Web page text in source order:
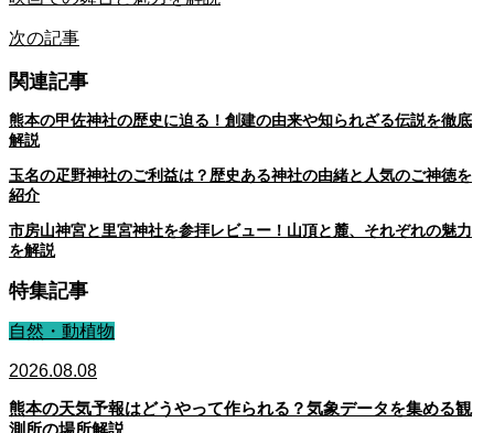
次の記事
関連記事
熊本の甲佐神社の歴史に迫る！創建の由来や知られざる伝説を徹底
解説
玉名の疋野神社のご利益は？歴史ある神社の由緒と人気のご神徳を
紹介
市房山神宮と里宮神社を参拝レビュー！山頂と麓、それぞれの魅力
を解説
特集記事
自然・動植物
2026.08.08
熊本の天気予報はどうやって作られる？気象データを集める観
測所の場所解説